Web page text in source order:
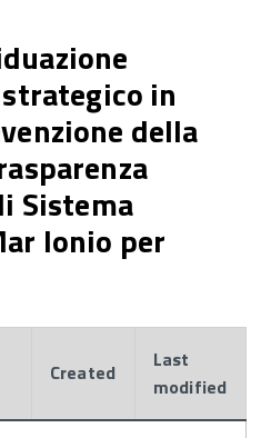
in
della
Sistema
Ionio per
Created
Last
modified